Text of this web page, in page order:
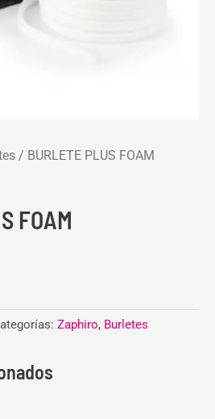
/ BURLETE PLUS FOAM
FOAM
Zaphiro, Burletes